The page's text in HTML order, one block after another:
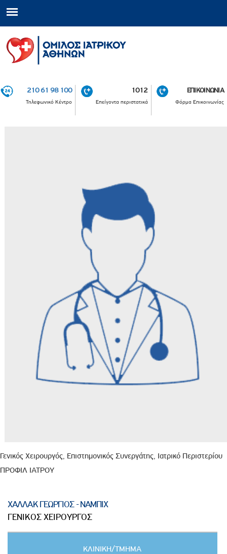
210 61 98 100
Τηλεφωνικό Κέντρο
1012
Επείγοντα περιστατικά
ΕΠΙΚΟΙΝΩΝΙΑ
Φόρμα Επικοινωνίας
Γενικός Χειρουργός, Επιστημονικός Συνεργάτης, Ιατρικό Περιστερίου
ΠΡΟΦΙΛ ΙΑΤΡΟΥ
ΧΑΛΛΑΚ ΓΕΩΡΓΙΟΣ - ΝΑΜΠΙΧ
ΓΕΝΙΚΟΣ ΧΕΙΡΟΥΡΓΟΣ
ΚΛΙΝΙΚΗ/ΤΜΗΜΑ